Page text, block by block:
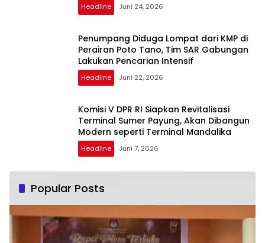
Headline Juni 24, 2026
Penumpang Diduga Lompat dari KMP di
Perairan Poto Tano, Tim SAR Gabungan
Lakukan Pencarian Intensif
Headline Juni 22, 2026
Komisi V DPR RI Siapkan Revitalisasi
Terminal Sumer Payung, Akan Dibangun
Modern seperti Terminal Mandalika
Headline Juni 7, 2026
Popular Posts